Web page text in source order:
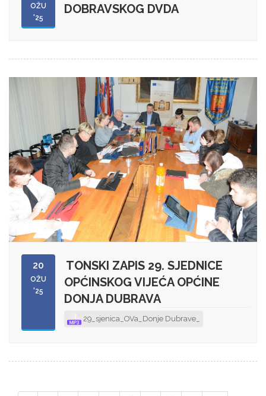
OŽU
'25
DOBRAVSKOG DVDA
20
OŽU
'25
TONSKI ZAPIS 29. SJEDNICE
OPĆINSKOG VIJEĆA OPĆINE
DONJA DUBRAVA
29_sjenica_OVa_Donje Dubrave_